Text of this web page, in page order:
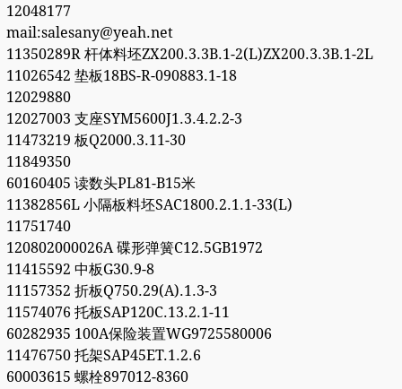
12048177
mail:salesany@yeah.net
11350289R 杆体料坯ZX200.3.3B.1-2(L)ZX200.3.3B.1-2L
11026542 垫板18BS-R-090883.1-18
12029880
12027003 支座SYM5600J1.3.4.2.2-3
11473219 板Q2000.3.11-30
11849350
60160405 读数头PL81-B15米
11382856L 小隔板料坯SAC1800.2.1.1-33(L)
11751740
120802000026A 碟形弹簧C12.5GB1972
11415592 中板G30.9-8
11157352 折板Q750.29(A).1.3-3
11574076 托板SAP120C.13.2.1-11
60282935 100A保险装置WG9725580006
11476750 托架SAP45ET.1.2.6
60003615 螺栓897012-8360